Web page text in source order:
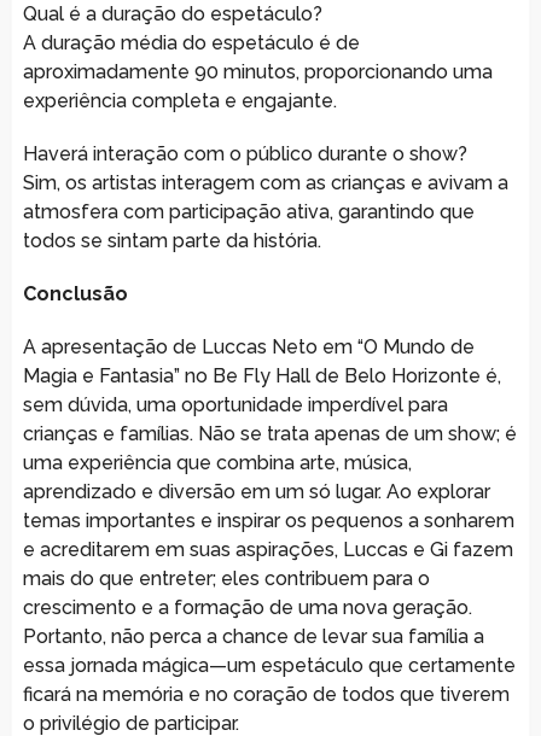
Qual é a duração do espetáculo?
A duração média do espetáculo é de
aproximadamente 90 minutos, proporcionando uma
experiência completa e engajante.
Haverá interação com o público durante o show?
Sim, os artistas interagem com as crianças e avivam a
atmosfera com participação ativa, garantindo que
todos se sintam parte da história.
Conclusão
A apresentação de Luccas Neto em “O Mundo de
Magia e Fantasia” no Be Fly Hall de Belo Horizonte é,
sem dúvida, uma oportunidade imperdível para
crianças e famílias. Não se trata apenas de um show; é
uma experiência que combina arte, música,
aprendizado e diversão em um só lugar. Ao explorar
temas importantes e inspirar os pequenos a sonharem
e acreditarem em suas aspirações, Luccas e Gi fazem
mais do que entreter; eles contribuem para o
crescimento e a formação de uma nova geração.
Portanto, não perca a chance de levar sua família a
essa jornada mágica—um espetáculo que certamente
ficará na memória e no coração de todos que tiverem
o privilégio de participar.